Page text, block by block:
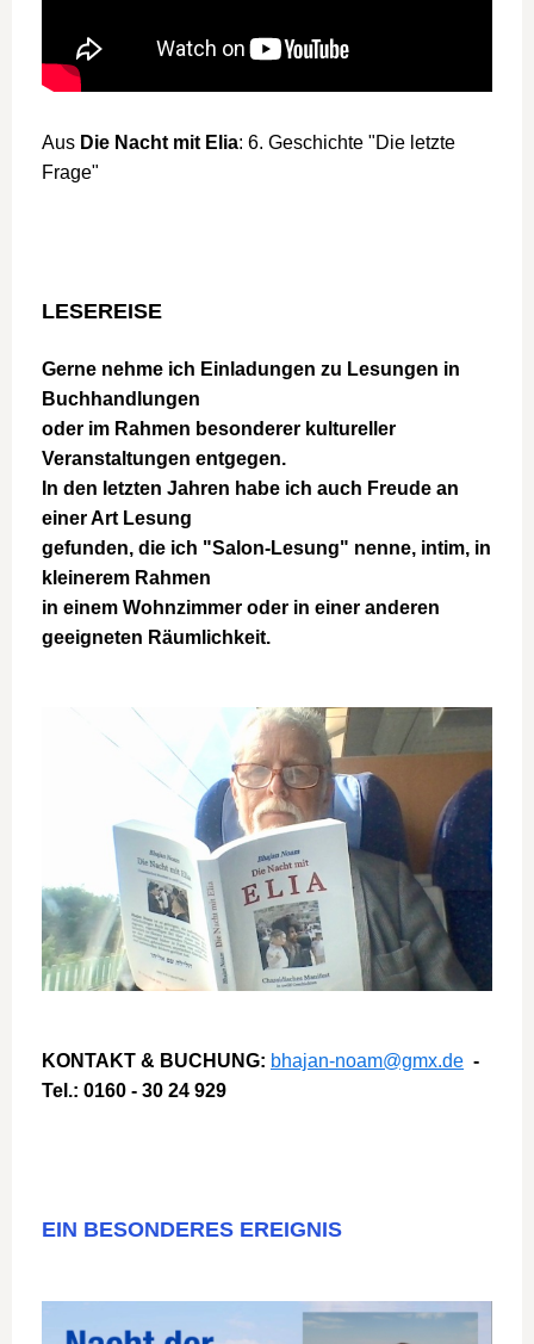
Aus Die Nacht mit Elia: 6. Geschichte "Die letzte
Frage"
LESEREISE
Gerne nehme ich Einladungen zu Lesungen in
Buchhandlungen
oder im Rahmen besonderer kultureller
Veranstaltungen entgegen.
In den letzten Jahren habe ich auch Freude an
einer Art Lesung
gefunden, die ich "Salon-Lesung" nenne, intim, in
kleinerem Rahmen
in einem Wohnzimmer oder in einer anderen
geeigneten Räumlichkeit.
KONTAKT & BUCHUNG: bhajan-noam@gmx.de -
Tel.: 0160 - 30 24 929
EIN BESONDERES EREIGNIS